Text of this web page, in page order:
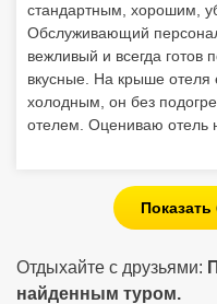
стандартным, хорошим,
Обслуживающий
вежливый и всегда готов
вкусные. На крыше отеля
холодным, он без
отелем. Оцениваю отель
Отдыхайте с друзьями:
найденным туром.